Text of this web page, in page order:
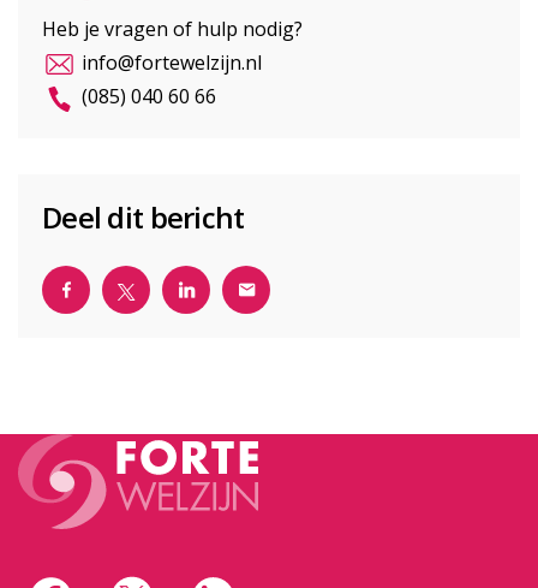
Heb je vragen of hulp nodig?
info@fortewelzijn.nl
(085) 040 60 66
Deel dit bericht